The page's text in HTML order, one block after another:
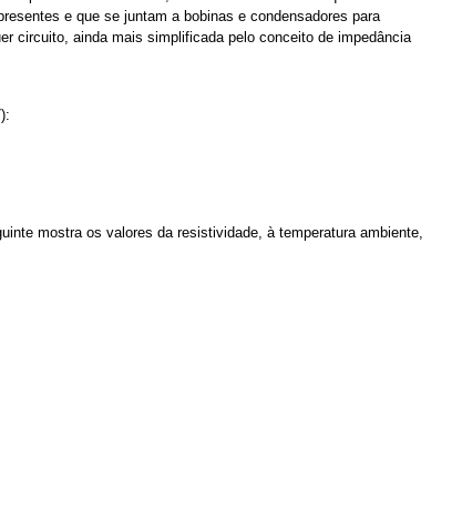
e que se juntam a bobinas e condensadores para
circuito, ainda mais simplificada pelo conceito de impedância
mostra os valores da resistividade, à temperatura ambiente,